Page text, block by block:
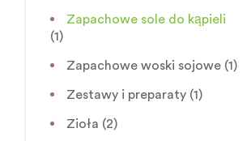
Zapachowe sole do kąpieli
(1)
Zapachowe woski sojowe (1)
Zestawy i preparaty (1)
Zioła (2)